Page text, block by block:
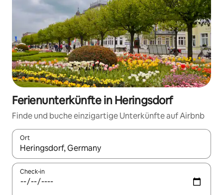
Ferienunterkünfte in Heringsdorf
Finde und buche einzigartige Unterkünfte auf Airbnb
Ort
Wenn Ergebnisse verfügbar sind, navigiere mit den
Check-in